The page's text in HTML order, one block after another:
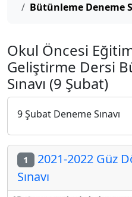
Bütünleme Deneme
Okul Öncesi
Geliştirme Dersi
Sınavı (9 Şubat)
9 Şubat Deneme Sınavı
1 2021-2022 Güz
Sınavı